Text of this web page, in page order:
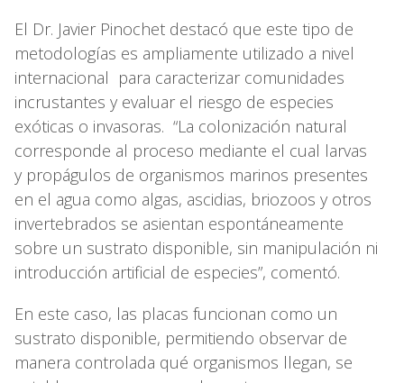
El Dr. Javier Pinochet destacó que este tipo de
metodologías es ampliamente utilizado a nivel
internacional para caracterizar comunidades
incrustantes y evaluar el riesgo de especies
exóticas o invasoras. “La colonización natural
corresponde al proceso mediante el cual larvas
y propágulos de organismos marinos presentes
en el agua como algas, ascidias, briozoos y otros
invertebrados se asientan espontáneamente
sobre un sustrato disponible, sin manipulación ni
introducción artificial de especies”, comentó.
En este caso, las placas funcionan como un
sustrato disponible, permitiendo observar de
manera controlada qué organismos llegan, se